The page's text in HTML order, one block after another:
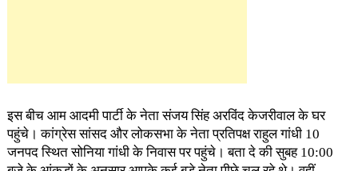
इस बीच आम आदमी पार्टी के नेता संजय सिंह अरविंद केजरीवाल के घर
पहुंचे। कांग्रेस सांसद और लोकसभा के नेता प्रतिपक्ष राहुल गांधी 10
जनपद स्थित सोनिया गांधी के निवास पर पहुंचे। बता दे की सुबह 10:00